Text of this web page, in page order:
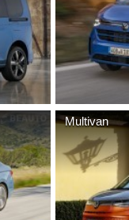
Multivan